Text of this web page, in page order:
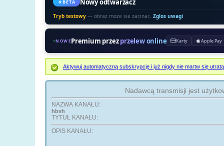
BETA
Tryb testowy — obraz moze sie zacinac. Zglos uwagi
NOWEPremium przezprzelew online Karty Apple Pay
Aktywuj automatyczną subskrypcję i już nigdy nie martw się
Nadawcą transmisji jest
NAZWA KANAŁU:
hbvh
TYTUŁ KANAŁU:
OPIS KANAŁU: